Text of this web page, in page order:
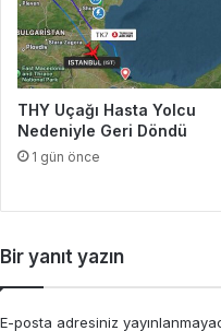
THY Uçağı Hasta Yolcu
Nedeniyle Geri Döndü
1 gün önce
Bir yanıt yazın
E-posta adresiniz